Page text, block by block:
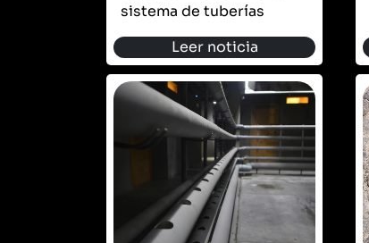
sistema de tuberías
Leer noticia